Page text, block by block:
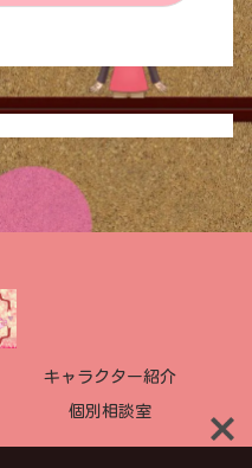
キャラクター紹介
個別相談室